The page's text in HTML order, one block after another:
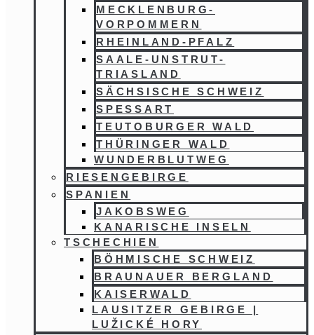
MECKLENBURG-
VORPOMMERN
RHEINLAND-PFALZ
SAALE-UNSTRUT-
TRIASLAND
SÄCHSISCHE SCHWEIZ
SPESSART
TEUTOBURGER WALD
THÜRINGER WALD
WUNDERBLUTWEG
RIESENGEBIRGE
SPANIEN
JAKOBSWEG
KANARISCHE INSELN
TSCHECHIEN
BÖHMISCHE SCHWEIZ
BRAUNAUER BERGLAND
KAISERWALD
LAUSITZER GEBIRGE |
LUŽICKÉ HORY